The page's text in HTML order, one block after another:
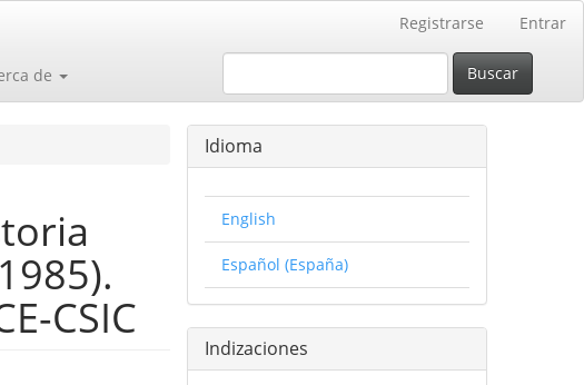
Registrarse Entrar
de Buscar
CSIC
Idioma
English
Español (España)
Indizaciones